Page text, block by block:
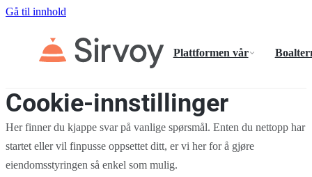
Gå til innhold
Plattformen vår
Cookie-innstillinger
Her finner du kjappe svar på vanlige spørsmål. Enten du nettopp har
startet eller vil finpusse oppsettet ditt, er vi her for å gjøre
eiendomsstyringen så enkel som mulig.